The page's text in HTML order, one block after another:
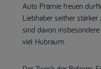
Auto Prämie freuen
Liebhaber seither
sind davon
viel Hubraum.